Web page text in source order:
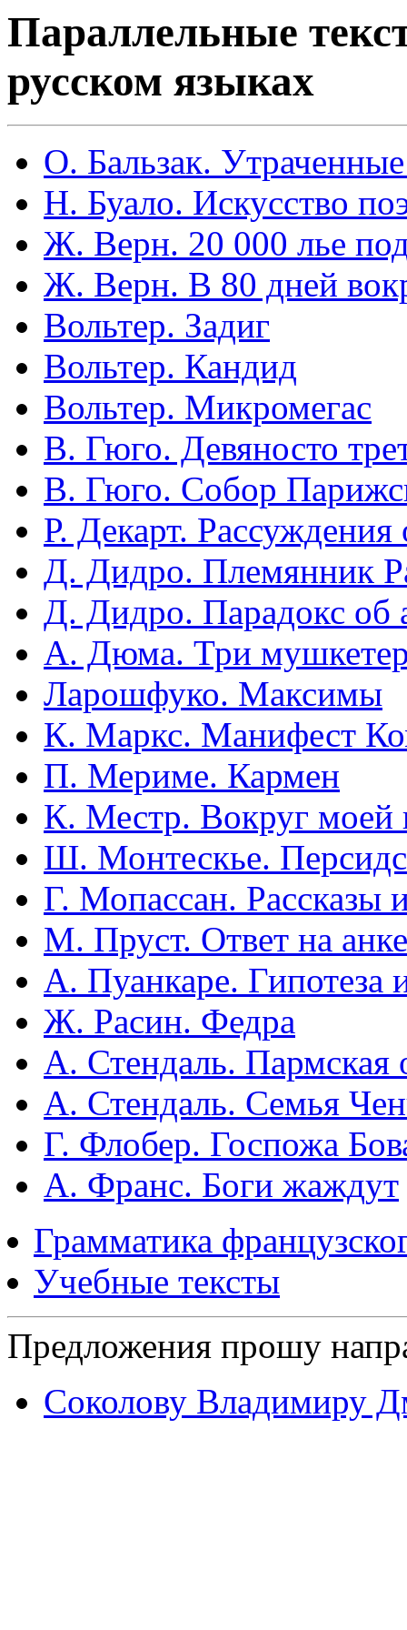
Параллельные
русском языках
О. Бальзак.
Н. Буало. Искусство
Ж. Верн. 20 000 лье
Ж. Верн. В 80 дней
Вольтер. Задиг
Вольтер. Кандид
Вольтер. Микромегас
В. Гюго. Девяносто
В. Гюго. Собор
Р. Декарт. Рассуждения
Д. Дидро. Племянник
Д. Дидро. Парадокс об
А. Дюма. Три
Ларошфуко. Максимы
К. Маркс. Манифест
П. Мериме. Кармен
К. Местр. Вокруг моей
Ш. Монтескье.
Г. Мопассан. Рассказы
М. Пруст. Ответ на
А. Пуанкаре. Гипотеза
Ж. Расин. Федра
А. Стендаль. Пармская
А. Стендаль. Семья
Г. Флобер. Госпожа
А. Франс. Боги жаждут
Грамматика
Учебные тексты
Предложения прошу
Соколову Владимиру